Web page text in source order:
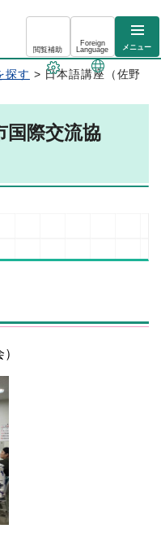
閲覧補助
Foreign
Language
メニュー
探す > 日本語講座（佐野
国際交流協